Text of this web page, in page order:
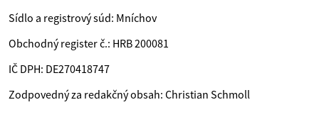
Sídlo a registrový súd: Mníchov
Obchodný register č.: HRB 200081
IČ DPH: DE270418747
Zodpovedný za redakčný obsah: Christian Schmoll